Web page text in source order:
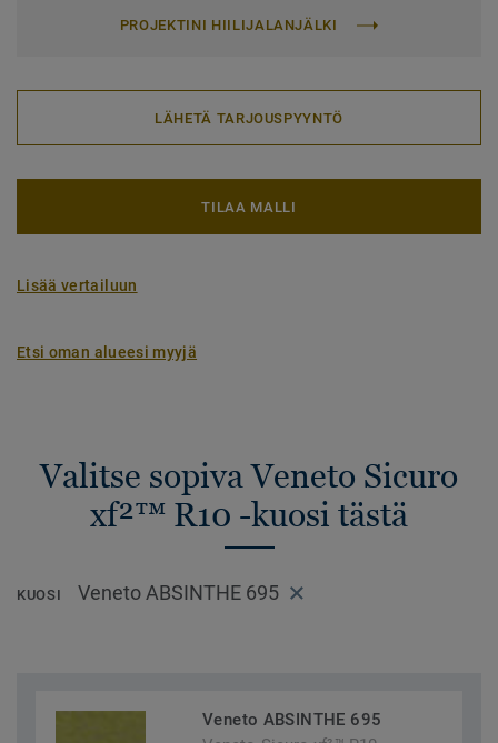
PROJEKTINI HIILIJALANJÄLKI
LÄHETÄ TARJOUSPYYNTÖ
TILAA MALLI
Lisää vertailuun
Etsi oman alueesi myyjä
Valitse sopiva Veneto Sicuro
xf²™ R10 -kuosi tästä
KUOSI Veneto ABSINTHE 695
Veneto ABSINTHE 695